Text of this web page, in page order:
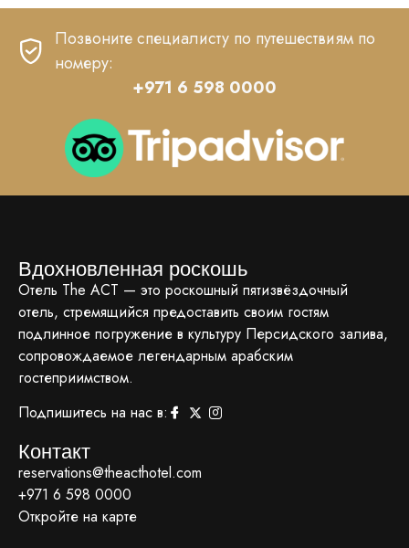
Позвоните специалисту по путешествиям по
номеру:
+971 6 598 0000
Вдохновленная роскошь
Отель The ACT — это роскошный пятизвёздочный
отель, стремящийся предоставить своим гостям
подлинное погружение в культуру Персидского залива,
сопровождаемое легендарным арабским
гостеприимством.
Подпишитесь на нас в:
Контакт
reservations@theacthotel.com
+971 6 598 0000
Откройте на карте